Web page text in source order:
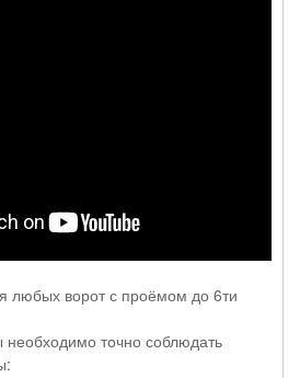
любых ворот с проёмом до 6ти
точно соблюдать